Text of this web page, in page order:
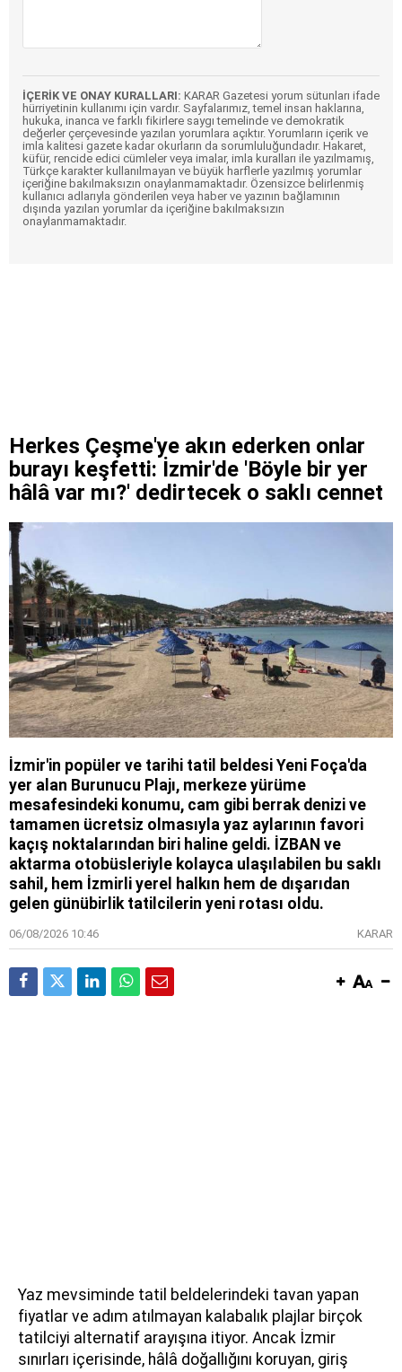
İÇERİK VE ONAY KURALLARI: KARAR Gazetesi yorum sütunları ifade
hürriyetinin kullanımı için vardır. Sayfalarımız, temel insan haklarına,
hukuka, inanca ve farklı fikirlere saygı temelinde ve demokratik
değerler çerçevesinde yazılan yorumlara açıktır. Yorumların içerik ve
imla kalitesi gazete kadar okurların da sorumluluğundadır. Hakaret,
küfür, rencide edici cümleler veya imalar, imla kuralları ile yazılmamış,
Türkçe karakter kullanılmayan ve büyük harflerle yazılmış yorumlar
içeriğine bakılmaksızın onaylanmamaktadır. Özensizce belirlenmiş
kullanıcı adlarıyla gönderilen veya haber ve yazının bağlamının
dışında yazılan yorumlar da içeriğine bakılmaksızın
onaylanmamaktadır.
Herkes Çeşme'ye akın ederken onlar
burayı keşfetti: İzmir'de 'Böyle bir yer
hâlâ var mı?' dedirtecek o saklı cennet
İzmir'in popüler ve tarihi tatil beldesi Yeni Foça'da
yer alan Burunucu Plajı, merkeze yürüme
mesafesindeki konumu, cam gibi berrak denizi ve
tamamen ücretsiz olmasıyla yaz aylarının favori
kaçış noktalarından biri haline geldi. İZBAN ve
aktarma otobüsleriyle kolayca ulaşılabilen bu saklı
sahil, hem İzmirli yerel halkın hem de dışarıdan
gelen günübirlik tatilcilerin yeni rotası oldu.
06/08/2026 10:46 KARAR
Yaz mevsiminde tatil beldelerindeki tavan yapan
fiyatlar ve adım atılmayan kalabalık plajlar birçok
tatilciyi alternatif arayışına itiyor. Ancak İzmir
sınırları içerisinde, hâlâ doğallığını koruyan, giriş